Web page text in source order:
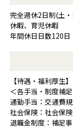
完全週休2日制(土
休暇、育児休暇
年間休日日数120日
【待遇・福利厚生】
＜各手当・制度補
通勤手当：交通費
社会保険：社会保
退職金制度：補足